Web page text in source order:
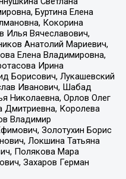
Буртина Елена
Кокорина
Илья Вячеславович,
Анатолий Мариевич,
Елена Владимировна,
Ирина
Борисович, Лукашевский
Иванович, Шабад
Николаевна, Орлов Олег
Дмитриевна, Королева
Владимир
Золотухин Борис
Локшина Татьяна
Полякова Мара
Захаров Герман